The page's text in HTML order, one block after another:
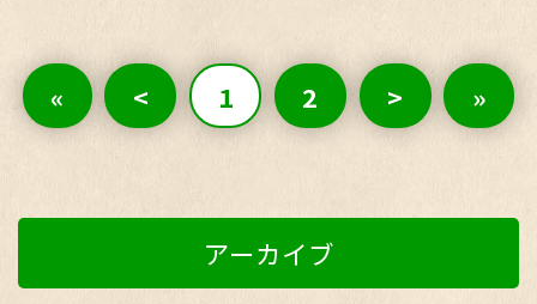
« < 1 2 > »
アーカイブ